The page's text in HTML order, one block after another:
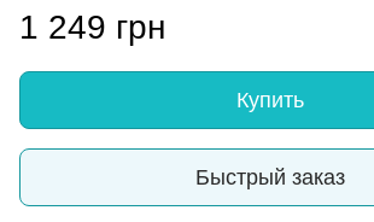
1 249 грн
Купить
Быстрый заказ